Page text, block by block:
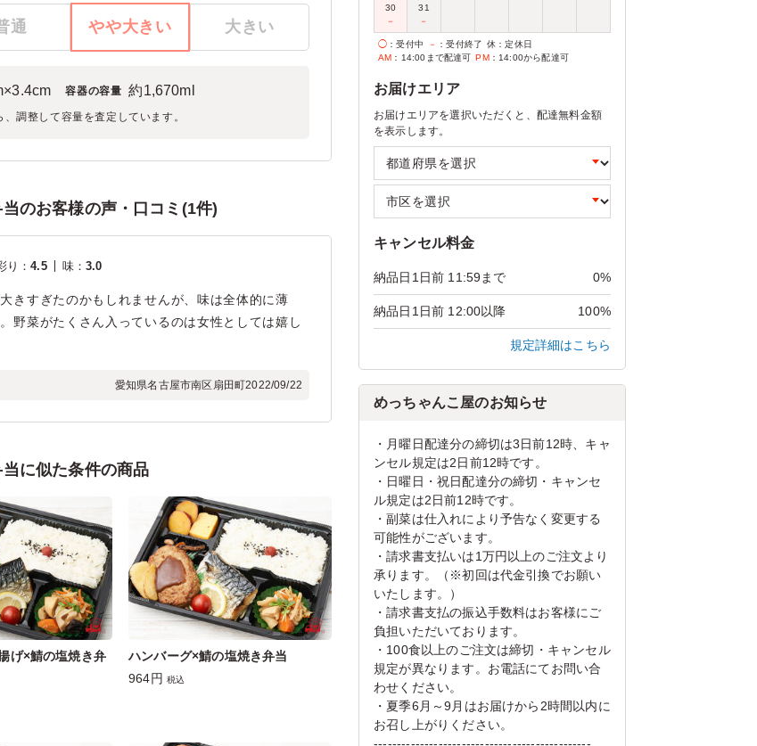
通 やや大きい 大きい
容器の容量 約1,670ml
調整して容量を査定しています。
のお客様の声・口コミ(1件)
り ：4.5 味：3.0
きすぎたのかもしれませんが、味は全体的に薄
野菜がたくさん入っているのは女性としては嬉し
愛知県名古屋市南区扇田町2022/09/22
に似た条件の商品
げ×鯖の塩焼き弁
ハンバーグ×鯖の塩焼き弁当
964円 税込
30
－
31
－
◯ ：受付中 － ：受付終了 休 ：定休日
AM ：14:00まで配達可 PM：14:00から配達可
お届けエリア
お届けエリアを選択いただくと、配達無料金額
を表示します。
キャンセル料金
納品日1日前 11:59まで 0%
納品日1日前 12:00以降 100%
規定詳細はこちら
めっちゃんこ屋のお知らせ
・月曜日配達分の締切は3日前12時、キャ
ンセル規定は2日前12時です。
・日曜日・祝日配達分の締切・キャンセ
ル規定は2日前12時です。
・副菜は仕入れにより予告なく変更する
可能性がございます。
・請求書支払いは1万円以上のご注文より
承ります。（※初回は代金引換でお願い
いたします。）
・請求書支払の振込手数料はお客様にご
負担いただいております。
・100食以上のご注文は締切・キャンセル
規定が異なります。お電話にてお問い合
わせください。
・夏季6月～9月はお届けから2時間以内に
お召し上がりください。